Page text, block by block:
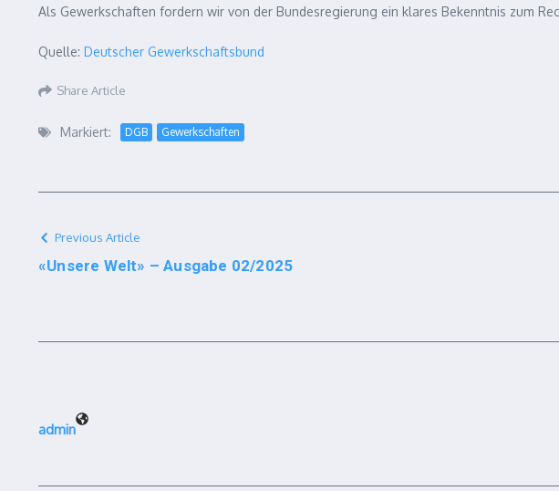
Als Gewerkschaften fordern wir von der Bundesregierung ein klares Bekenntnis zum
Quelle: Deutscher Gewerkschaftsbund
Share Article
Markiert: DGB Gewerkschaften
Previous Article
«Unsere Welt» – Ausgabe 02/2025
admin